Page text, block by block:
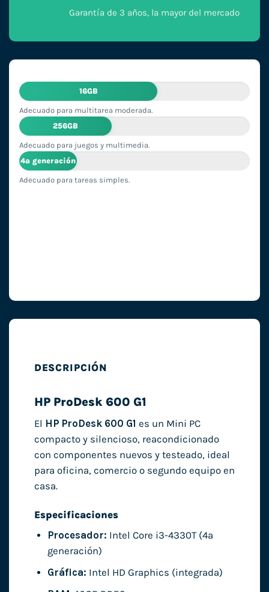
Garantía de 3 años, la mayor del mercado
16GB
Adecuado para multitarea moderada.
256GB
Adecuado para juegos y multimedia.
4ª generación
Adecuado para tareas simples.
DESCRIPCIÓN
HP ProDesk 600 G1
El HP ProDesk 600 G1 es un Mini PC
compacto y silencioso, reacondicionado
con componentes nuevos y testeado, ideal
para oficina, comercio o segundo equipo en
casa.
Especificaciones
Procesador: Intel Core i3-4330T (4ª
generación)
Gráfica: Intel HD Graphics (integrada)